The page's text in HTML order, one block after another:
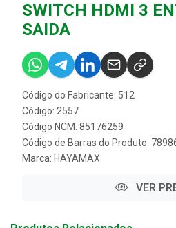
SWITCH HDMI 3
SAIDA
Código do Fabricante: 512
Código: 2557
Código NCM: 85176259
Código de Barras do Produto:
Marca: HAYAMAX
VER